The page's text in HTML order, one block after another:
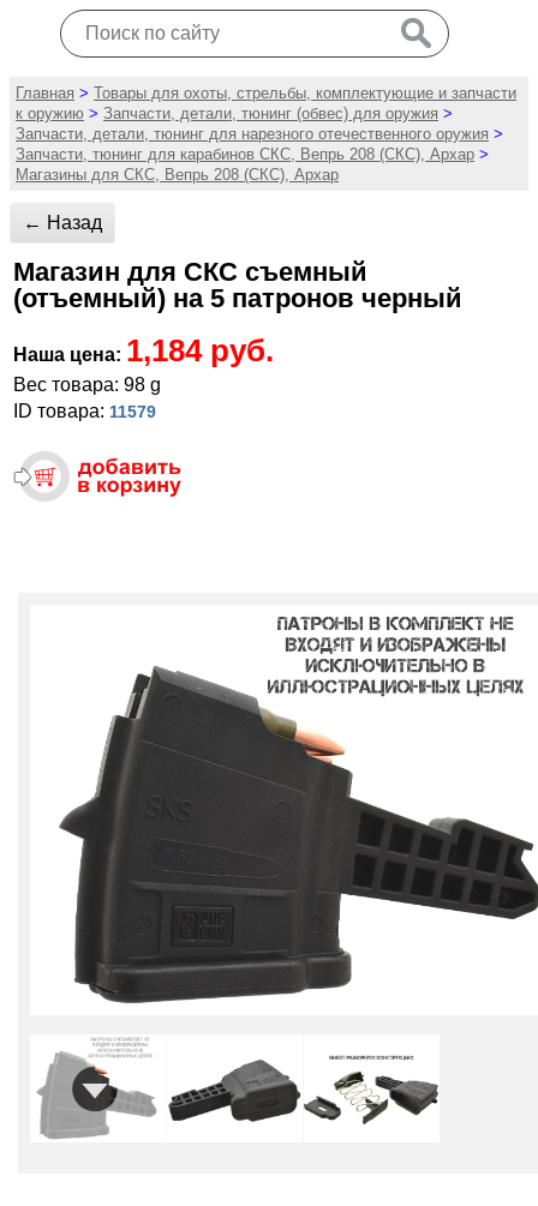
Главная > Товары для охоты, стрельбы, комплектующие и запчасти
к оружию > Запчасти, детали, тюнинг (обвес) для оружия >
Запчасти, детали, тюнинг для нарезного отечественного оружия >
Запчасти, тюнинг для карабинов СКС, Вепрь 208 (СКС), Архар >
Магазины для СКС, Вепрь 208 (СКС), Архар
← Назад
Магазин для СКС съемный
(отъемный) на 5 патронов черный
Наша цена: 1,184 руб.
Вес товара: 98 g
ID товара: 11579